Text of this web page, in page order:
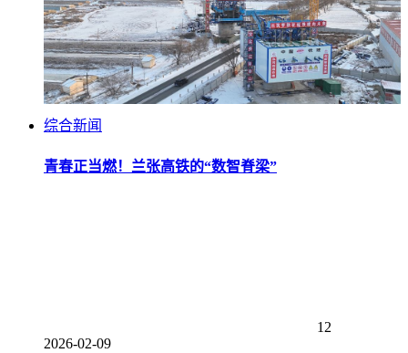
综合新闻
青春正当燃！兰张高铁的“数智脊梁”
12
2026-02-09